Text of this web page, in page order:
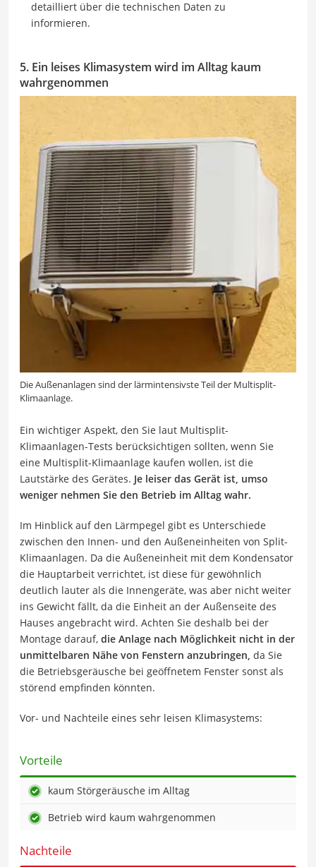
detailliert über die technischen Daten zu
informieren.
5. Ein leises Klimasystem wird im Alltag kaum
wahrgenommen
Die Außenanlagen sind der lärmintensivste Teil der Multisplit-
Klimaanlage.
Ein wichtiger Aspekt, den Sie laut Multisplit-
Klimaanlagen-Tests berücksichtigen sollten, wenn Sie
eine Multisplit-Klimaanlage kaufen wollen, ist die
Lautstärke des Gerätes. Je leiser das Gerät ist, umso
weniger nehmen Sie den Betrieb im Alltag wahr.
Im Hinblick auf den Lärmpegel gibt es Unterschiede
zwischen den Innen- und den Außeneinheiten von Split-
Klimaanlagen. Da die Außeneinheit mit dem Kondensator
die Hauptarbeit verrichtet, ist diese für gewöhnlich
deutlich lauter als die Innengeräte, was aber nicht weiter
ins Gewicht fällt, da die Einheit an der Außenseite des
Hauses angebracht wird. Achten Sie deshalb bei der
Montage darauf, die Anlage nach Möglichkeit nicht in der
unmittelbaren Nähe von Fenstern anzubringen, da Sie
die Betriebsgeräusche bei geöffnetem Fenster sonst als
störend empfinden könnten.
Vor- und Nachteile eines sehr leisen Klimasystems:
Vorteile
kaum Störgeräusche im Alltag
Betrieb wird kaum wahrgenommen
Nachteile